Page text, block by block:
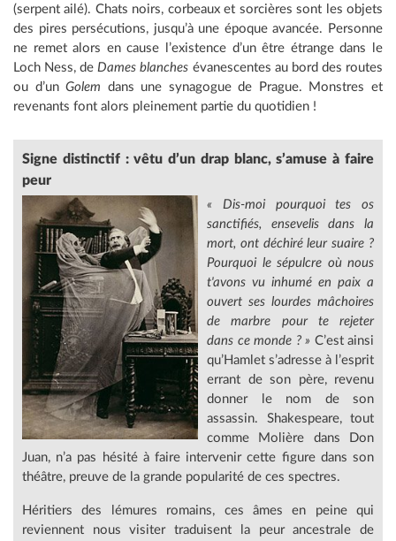
(serpent ailé). Chats noirs, corbeaux et sorcières sont les objets
des pires persécutions, jusqu’à une époque avancée. Personne
ne remet alors en cause l’existence d’un être étrange dans le
Loch Ness, deDames blanches évanescentes au bord des routes
ou d’unGolem dans une synagogue de Prague. Monstres et
revenants font alors pleinement partie du quotidien !
Signe distinctif : vêtu d’un drap blanc, s’amuse à faire
peur
« Dis-moi pourquoi tes os
sanctifiés, ensevelis dans la
mort, ont déchiré leur suaire ?
Pourquoi le sépulcre où nous
t'avons vu inhumé en paix a
ouvert ses lourdes mâchoires
de marbre pour te rejeter
dans ce monde ? » C’est ainsi
qu’Hamlet s’adresse à l’esprit
errant de son père, revenu
donner le nom de son
assassin. Shakespeare, tout
comme Molière dans Don
Juan, n’a pas hésité à faire intervenir cette figure dans son
théâtre, preuve de la grande popularité de ces spectres.
Héritiers des lémures romains, ces âmes en peine qui
reviennent nous visiter traduisent la peur ancestrale de